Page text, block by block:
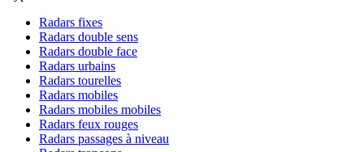
Radars fixes
Radars double sens
Radars double face
Radars urbains
Radars tourelles
Radars mobiles
Radars mobiles mobiles
Radars feux rouges
Radars passages à niveau